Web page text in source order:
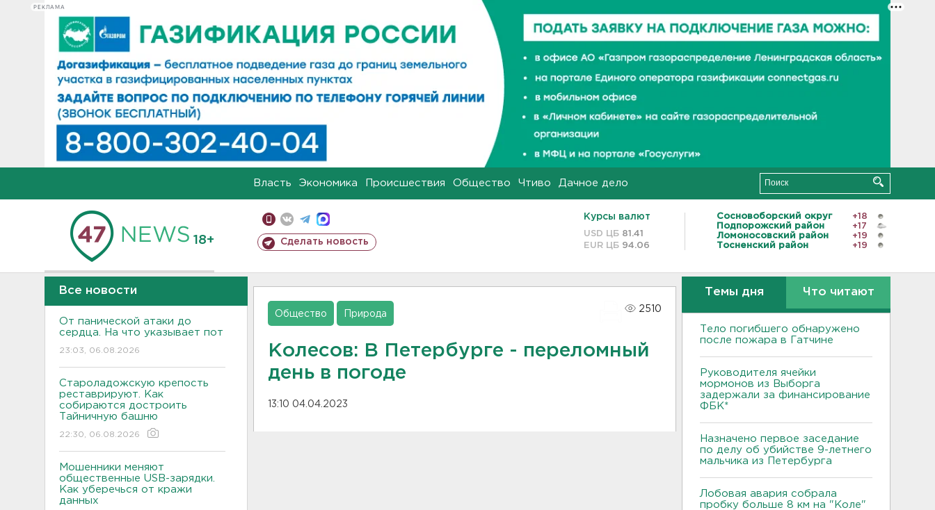
РЕКЛАМА
Власть Экономика Происшествия Общество Чтиво Дачное дело
18+ Сделать новость
Курсы валют
USD ЦБ 81.41
EUR ЦБ 94.06
Сосновоборский округ
+18
Подпорожский район
+17
Ломоносовский район
+19
Тосненский район
+19
Все новости
От панической атаки до
сердца. На что указывает пот
23:03, 06.08.2026
Староладожскую крепость
реставрируют. Как
собираются достроить
Тайничную башню
22:30, 06.08.2026
Мошенники меняют
общественные USB-зарядки.
Как уберечься от кражи
данных
Общество Природа
2510
Колесов: В Петербурге - переломный
день в погоде
13:10 04.04.2023
Темы дня Что читают
Тело погибшего обнаружено
после пожара в Гатчине
Руководителя ячейки
мормонов из Выборга
задержали за финансирование
ФБК*
Назначено первое заседание
по делу об убийстве 9-летнего
мальчика из Петербурга
Лобовая авария собрала
пробку больше 8 км на "Коле"